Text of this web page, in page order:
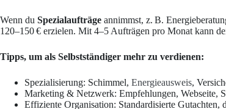
Wenn du Spezialaufträge annimmst, z. B.
120–150 € erzielen. Mit 4–5 Aufträgen pro Monat kann
Tipps, um als Selbstständiger mehr zu verdienen:
Spezialisierung: Schimmel, Energieausweis,
Marketing & Netzwerk: Empfehlungen, Webseite,
Effiziente Organisation: Standardisierte Gutachten,